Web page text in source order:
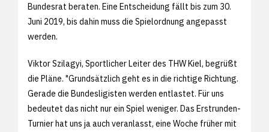
Bundesrat beraten. Eine Entscheidung fällt bis zum 30.
Juni 2019, bis dahin muss die Spielordnung angepasst
werden.
Viktor Szilagyi, Sportlicher Leiter des THW Kiel, begrüßt
die Pläne. "Grundsätzlich geht es in die richtige Richtung.
Gerade die Bundesligisten werden entlastet. Für uns
bedeutet das nicht nur ein Spiel weniger. Das Erstrunden-
Turnier hat uns ja auch veranlasst, eine Woche früher mit